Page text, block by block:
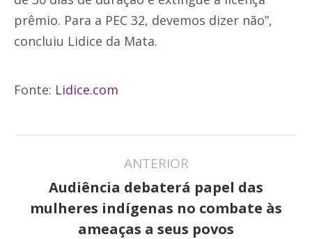
prêmio. Para a PEC 32, devemos dizer não”,
concluiu Lidice da Mata.
Fonte: Lidice.com
post:
ANTERIOR
Post
anterior:
Audiência debaterá papel das
mulheres indígenas no combate às
ameaças a seus povos